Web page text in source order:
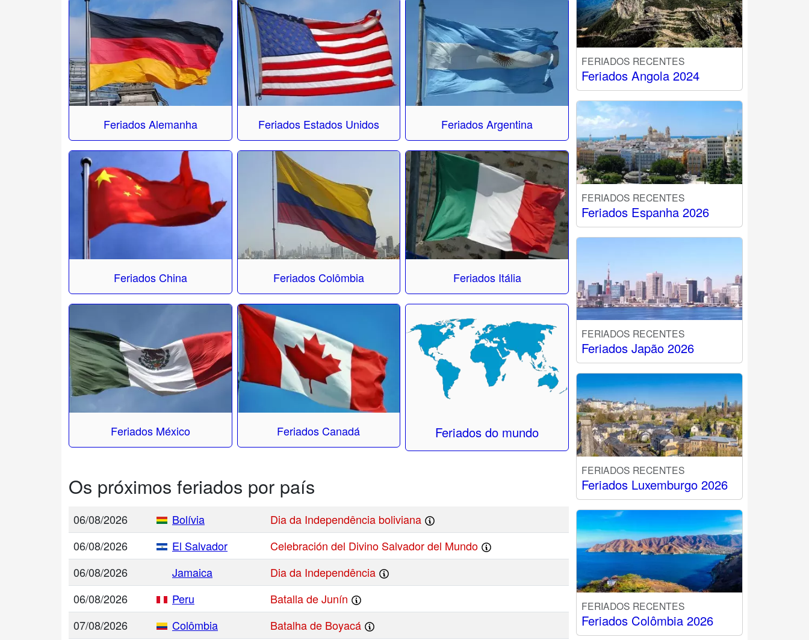
Feriados Alemanha Feriados Estados Unidos Feriados Argentina
Feriados China Feriados Colômbia Feriados Itália
Feriados México Feriados Canadá Feriados do mundo
Os próximos feriados por país
06/08/2026 Bolívia
Dia da Independência boliviana
06/08/2026
El Salvador
Celebración del Divino Salvador del Mundo
06/08/2026
Jamaica
Dia da Independência
06/08/2026
Peru
Batalla de Junín
07/08/2026
Colômbia
Batalha de Boyacá
FERIADOS RECENTES
Feriados Angola 2024
FERIADOS RECENTES
Feriados Espanha 2026
FERIADOS RECENTES
Feriados Japão 2026
FERIADOS RECENTES
Feriados Luxemburgo 2026
FERIADOS RECENTES
Feriados Colômbia 2026